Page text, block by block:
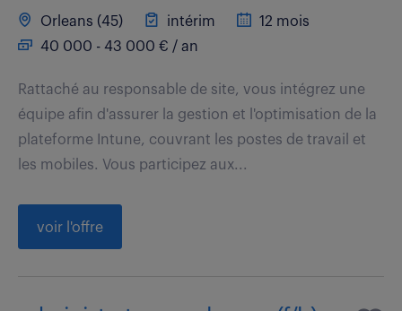
Orleans (45) intérim
12 mois
40 000 - 43 000 € / an
Rattaché au responsable de site, vous intégrez une
équipe afin d'assurer la gestion et l'optimisation de la
plateforme Intune, couvrant les postes de travail et
les mobiles. Vous participez aux...
voir l'offre